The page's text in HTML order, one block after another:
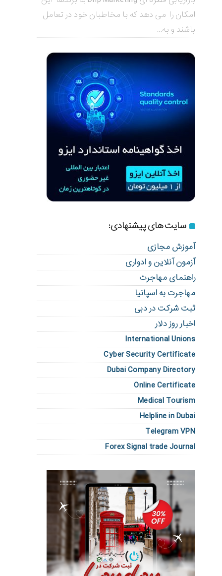
امکان را می دهد که با مخاطبان خود در تعامل
باشند و به...
سایت های پیشنهادی:
آموزش مجازی
آزمون آنلاین و ادواری
راهنمای مهاجرت
مهاجرت به اسپانیا
ثبت شرکت در دبی
اخبار روز دلار
International Unions
Cyber Security Certificate
Dubai Company Directory
Online Certificate
Medical Tourism
Helpline in Dubai
Telegram VPN
Forex Signal trade Journal